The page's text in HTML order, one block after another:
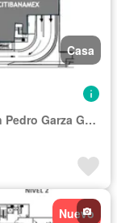
Casa
Parque Corporativo Santa Engracia, San Pedro Garza García
Nuevo